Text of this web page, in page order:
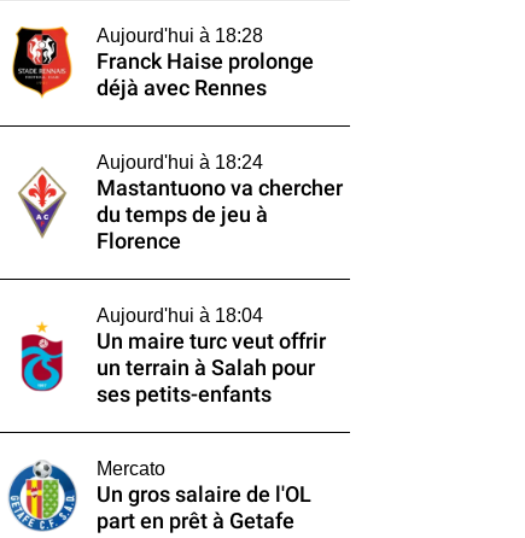
Aujourd'hui à 18:28
Franck Haise prolonge
déjà avec Rennes
Aujourd'hui à 18:24
Mastantuono va chercher
du temps de jeu à
Florence
Aujourd'hui à 18:04
Un maire turc veut offrir
un terrain à Salah pour
ses petits-enfants
Mercato
Un gros salaire de l'OL
part en prêt à Getafe